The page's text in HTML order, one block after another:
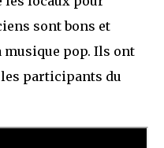
sont bons et
musique pop. Ils ont
participants du